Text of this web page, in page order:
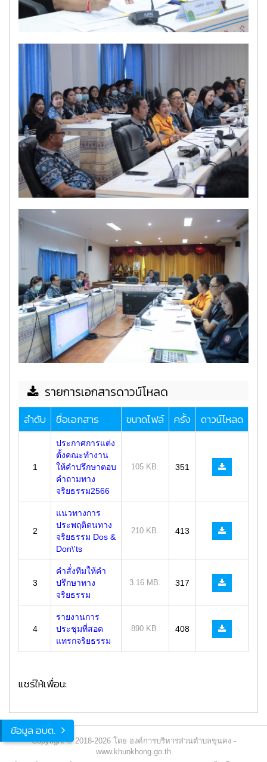
ข้อมูล อบต.
รายการเอกสารดาวน์โหลด
ลำดับ ชื่อเอกสาร ขนาดไฟล์ ครั้ง ดาวน์โหลด
1
ประกาศการแต่ง
ตั้งคณะทำงาน
ให้คำปรึกษาตอบ
คำถามทาง
จริยธรรม2566
105 KB. 351
2
แนวทางการ
ประพฤติตนทาง
จริยธรรม Dos &
Don\'ts
210 KB. 413
3
คำสั่่งทีมให้คำ
ปรึกษาทาง
จริยธรรม
3.16 MB. 317
4
รายงานการ
ประชุมที่สอด
แทรกจริยธรรม
890 KB. 408
แชร์ให้เพื่อน:
Copyright © 2018-2026 โดย องค์การบริหารส่วนตำบลขุนคง -
www.khunkhong.go.th